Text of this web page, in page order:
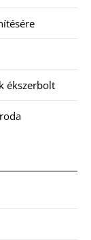
ékszerbolt